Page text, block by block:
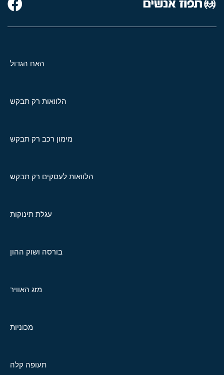
האח הגדול
הלוואות רק תבקש
מימון רכב רק תבקש
הלוואות לעסקים רק תבקש
עגלת תינוקות
בורסה ושוק ההון
מזג האוויר
מכוניות
תעופה קלה